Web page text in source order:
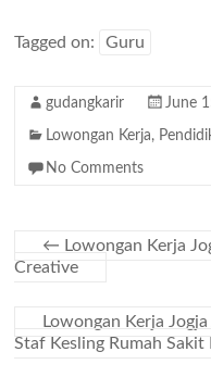
Tagged on: Guru
gudangkarir June
Lowongan Kerja,
No Comments
← Lowongan Kerja
Creative
Lowongan Kerja
Staf Kesling Rumah Sakit